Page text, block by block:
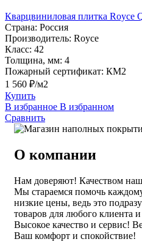
Кварцвиниловая плитка Royce
Страна: Россия
Производитель: Royce
Класс: 42
Толщина, мм: 4
Пожарный сертификат: КМ2
1 560 ₽/м2
Купить
В избранное В избранном
Сравнить
О компании
Нам доверяют! Качеством
Мы стараемся помочь
низкие цены, ведь это
товаров для любого клиента
Высокое качество и сервис!
Ваш комфорт и спокойствие!